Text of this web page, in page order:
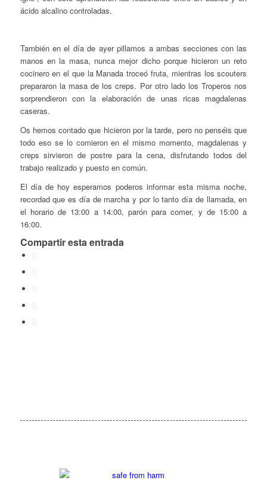
ácido alcalino controladas.
También en el día de ayer pillamos a ambas secciones con las
manos en la masa, nunca mejor dicho porque hicieron un reto
cocinero en el que la Manada troceó fruta, mientras los scouters
prepararon la masa de los creps. Por otro lado los Troperos nos
sorprendieron con la elaboración de unas ricas magdalenas
caseras.
Os hemos contado que hicieron por la tarde, pero no penséis que
todo eso se lo comieron en el mismo momento, magdalenas y
creps sirvieron de postre para la cena, disfrutando todos del
trabajo realizado y puesto en común.
El día de hoy esperamos poderos informar esta misma noche,
recordad que es día de marcha y por lo tanto día de llamada, en
el horario de 13:00 a 14:00, parón para comer, y de 15:00 a
16:00.
Compartir esta entrada